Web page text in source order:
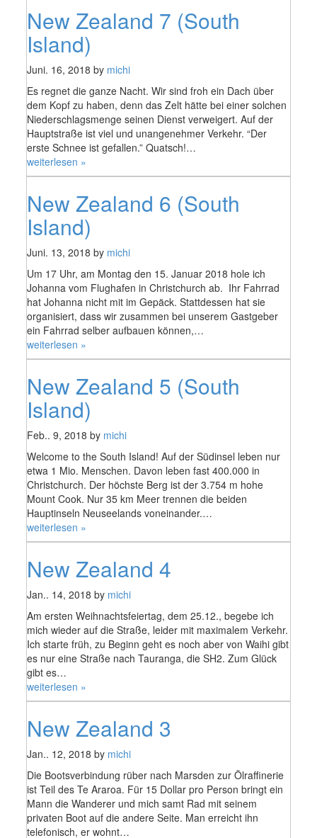
(South
Island)“
New Zealand 7 (South
Island)
Juni. 16, 2018 by michi
Es regnet die ganze Nacht. Wir sind froh ein Dach über
dem Kopf zu haben, denn das Zelt hätte bei einer solchen
Niederschlagsmenge seinen Dienst verweigert. Auf der
Hauptstraße ist viel und unangenehmer Verkehr. “Der
erste Schnee ist gefallen.” Quatsch!…
„New
Zealand
(South
Island)“
weiterlesen »
New Zealand 6 (South
Island)
Juni. 13, 2018 by michi
Um 17 Uhr, am Montag den 15. Januar 2018 hole ich
Johanna vom Flughafen in Christchurch ab. Ihr Fahrrad
hat Johanna nicht mit im Gepäck. Stattdessen hat sie
organisiert, dass wir zusammen bei unserem Gastgeber
ein Fahrrad selber aufbauen können,…
„New
Zealand
(South
Island)“
weiterlesen »
New Zealand 5 (South
Island)
Feb.. 9, 2018 by michi
Welcome to the South Island! Auf der Südinsel leben nur
etwa 1 Mio. Menschen. Davon leben fast 400.000 in
Christchurch. Der höchste Berg ist der 3.754 m hohe
Mount Cook. Nur 35 km Meer trennen die beiden
Hauptinseln Neuseelands voneinander.…
„New
Zealand
(South
weiterlesen »
New Zealand 4
Jan.. 14, 2018 by michi
Am ersten Weihnachtsfeiertag, dem 25.12., begebe ich
mich wieder auf die Straße, leider mit maximalem Verkehr.
Ich starte früh, zu Beginn geht es noch aber von Waihi gibt
es nur eine Straße nach Tauranga, die SH2. Zum Glück
gibt es…
„New
Zealand
weiterlesen »
New Zealand 3
Jan.. 12, 2018 by michi
Die Bootsverbindung rüber nach Marsden zur Ölraffinerie
ist Teil des Te Araroa. Für 15 Dollar pro Person bringt ein
Mann die Wanderer und mich samt Rad mit seinem
privaten Boot auf die andere Seite. Man erreicht ihn
telefonisch, er wohnt…